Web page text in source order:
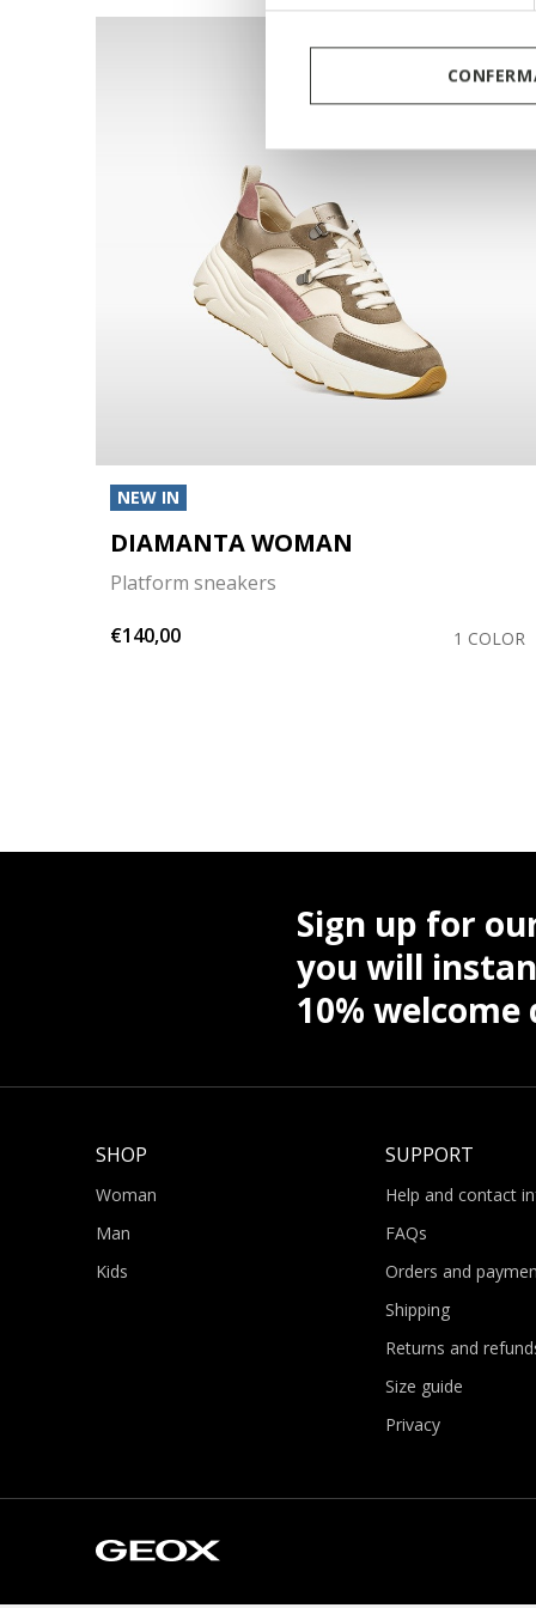
NEW IN
DIAMANTA WOMAN
Platform sneakers
€140,00
1 COLOR
Sign up for
you will
10%
SHOP
Woman
Man
Kids
SUPPORT
Help and contact
FAQs
Orders and
Shipping
Returns and
Size guide
Privacy